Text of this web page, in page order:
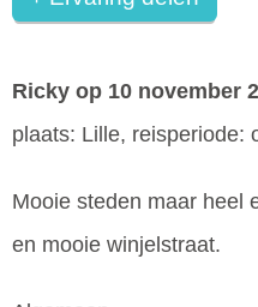
Ricky op 10 november
plaats: Lille, reisperiode:
Mooie steden maar heel
en mooie winjelstraat.